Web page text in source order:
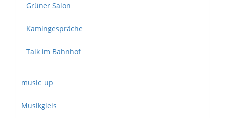
Grüner Salon
Kamingespräche
Talk im Bahnhof
music_up
Musikgleis